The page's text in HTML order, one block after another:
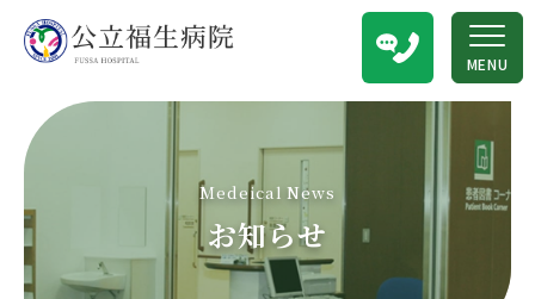
MENU
Medeical News
お知らせ